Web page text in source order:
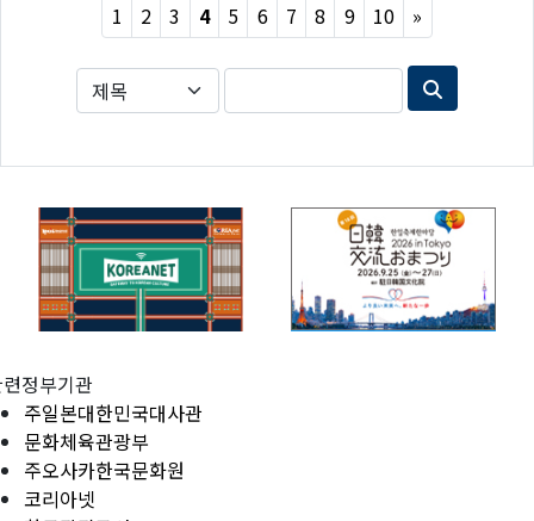
1 2 3 4 5 6 7 8 9 10 »
정부기관
주일본대한민국대사관
문화체육관광부
주오사카한국문화원
코리아넷